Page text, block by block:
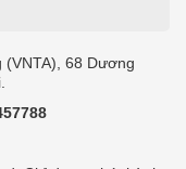
(VNTA), 68 Dương